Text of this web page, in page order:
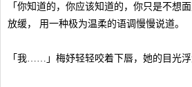
「你知道的，你应该知道的，你只是不想
放缓， 用一种极为温柔的语调慢慢说道。
「我……」梅妤轻轻咬着下唇，她的目光浮